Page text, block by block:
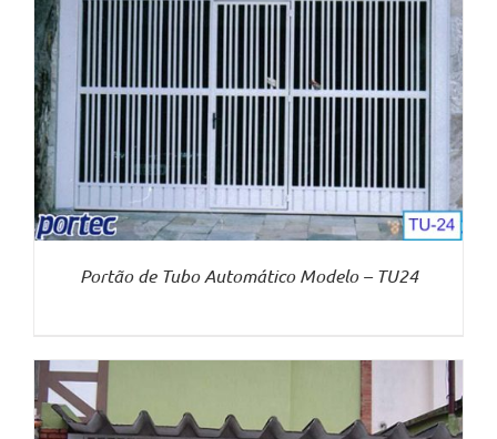
Portão de Tubo Automático Modelo – TU24